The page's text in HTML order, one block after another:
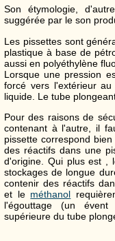
Son étymologie,
suggérée par le son
Les pissettes sont
plastique à base de
aussi en polyéthylène
Lorsque une pression
forcé vers l'extérieur
liquide. Le tube
Pour des raisons de
contenant à l'autre, il
pissette correspond
des réactifs dans une
d'origine. Qui plus est ,
stockages de longue
contenir des réactifs
et le méthanol
l'égouttage (un
supérieure du tube